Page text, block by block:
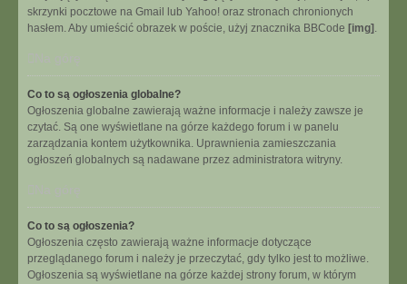
skrzynki pocztowe na Gmail lub Yahoo! oraz stronach chronionych
hasłem. Aby umieścić obrazek w poście, użyj znacznika BBCode [img] .
Co to są ogłoszenia globalne?
Ogłoszenia globalne zawierają ważne informacje i należy zawsze je
czytać. Są one wyświetlane na górze każdego forum i w panelu
zarządzania kontem użytkownika. Uprawnienia zamieszczania
ogłoszeń globalnych są nadawane przez administratora witryny.
Co to są ogłoszenia?
Ogłoszenia często zawierają ważne informacje dotyczące
przeglądanego forum i należy je przeczytać, gdy tylko jest to możliwe.
Ogłoszenia są wyświetlane na górze każdej strony forum, w którym